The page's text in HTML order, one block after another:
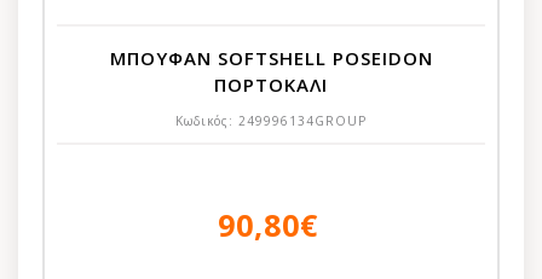
ΜΠΟΥΦΑΝ SOFTSHELL POSEIDON
ΠΟΡΤΟΚΑΛΙ
Κωδικός: 249996134GROUP
90,80€